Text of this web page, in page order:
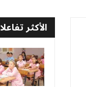
الأكثر تفاعلا